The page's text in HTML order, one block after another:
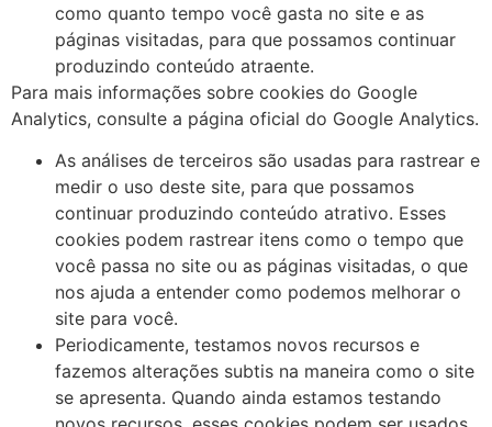
como quanto tempo você gasta no site e as
páginas visitadas, para que possamos continuar
produzindo conteúdo atraente.
Para mais informações sobre cookies do Google
Analytics, consulte a página oficial do Google Analytics.
As análises de terceiros são usadas para rastrear e
medir o uso deste site, para que possamos
continuar produzindo conteúdo atrativo. Esses
cookies podem rastrear itens como o tempo que
você passa no site ou as páginas visitadas, o que
nos ajuda a entender como podemos melhorar o
site para você.
Periodicamente, testamos novos recursos e
fazemos alterações subtis na maneira como o site
se apresenta. Quando ainda estamos testando